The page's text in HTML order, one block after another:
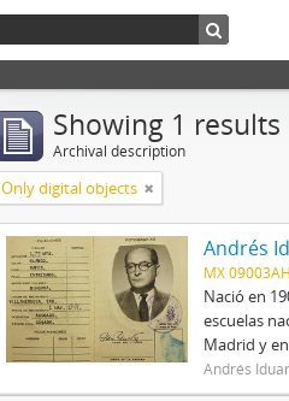
Showing 1 results
Archival description
Only digital objects
Andrés
MX
Nació en
escuelas
Madrid y
Andrés